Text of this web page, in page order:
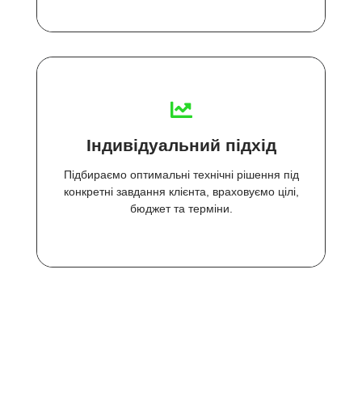
Індивідуальний підхід
Підбираємо оптимальні технічні рішення під
конкретні завдання клієнта, враховуємо цілі,
бюджет та терміни.